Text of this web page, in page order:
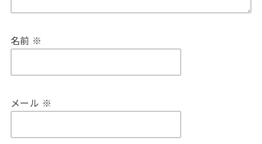
名前 ※
メール ※